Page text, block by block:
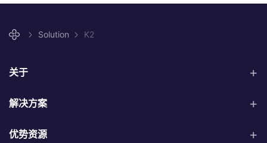
Solution K2
关于
解决方案
优势资源